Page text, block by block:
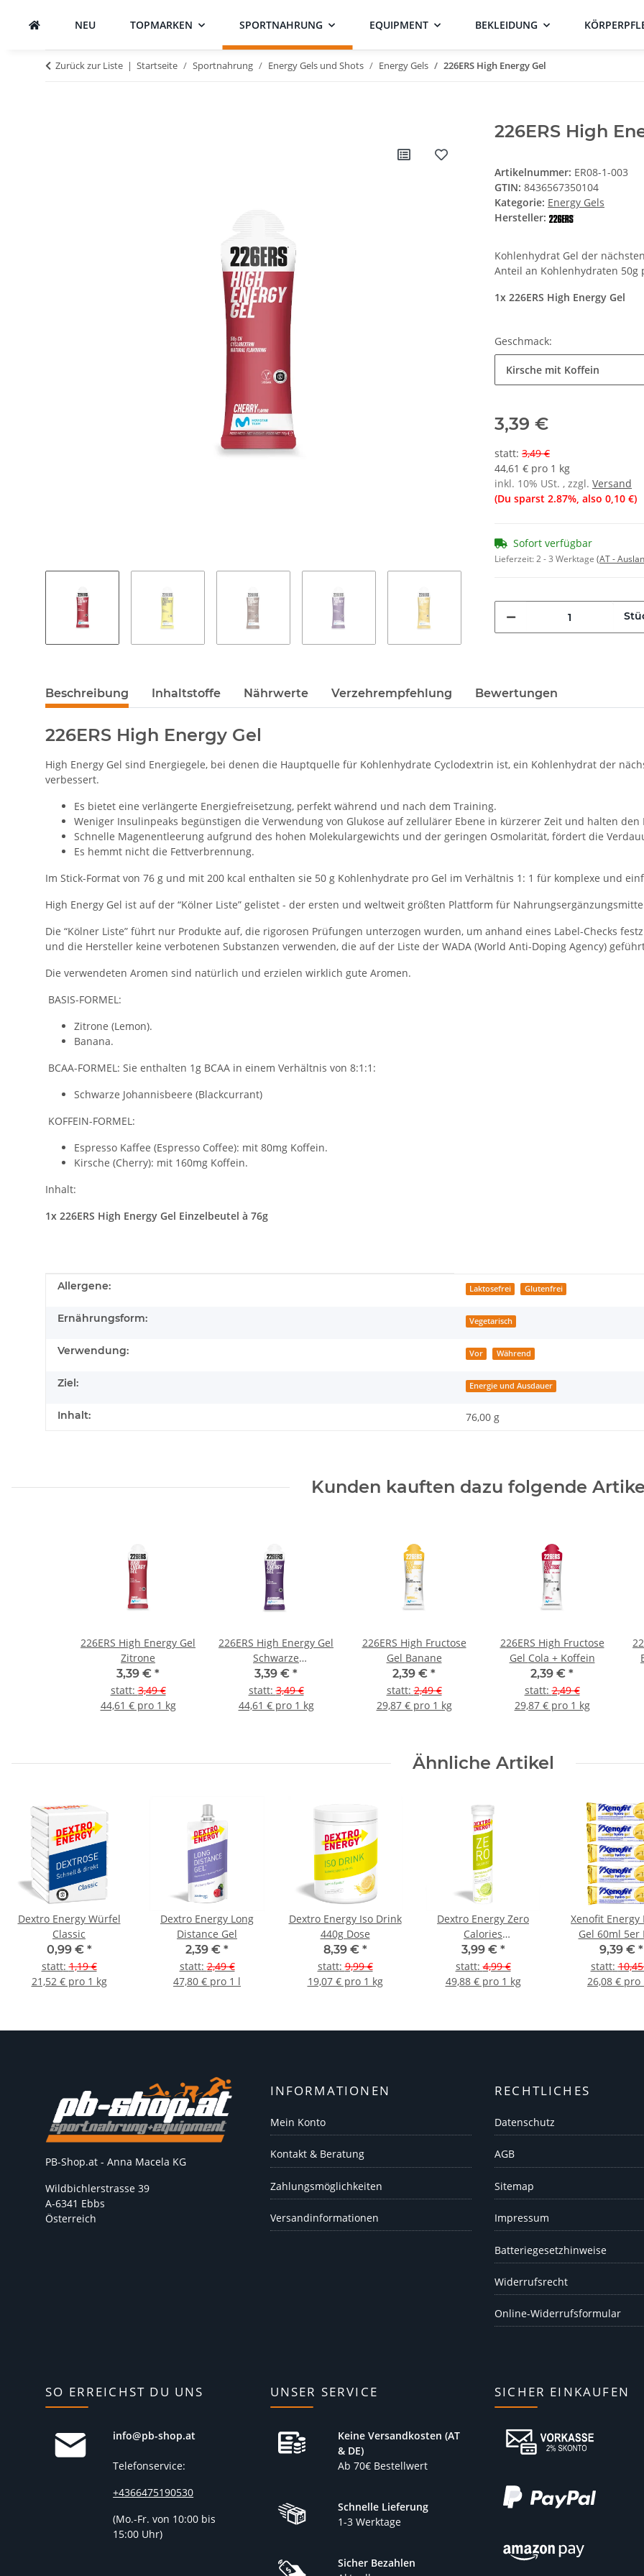
NEU TOPMARKEN SPORTNAHRUNG EQUIPMENT BEKLEIDUNG
Zurück zur Liste Startseite Sportnahrung Energy Gels und Shots Energy Gels 226ERS High Energy Gel
226ERS High
Artikelnummer: ER08-1-003
GTIN: 8436567350104
Kategorie: Energy Gels
Hersteller:
Kohlenhydrat Gel der
Anteil an Kohlenhydraten 50g
1x 226ERS High Energy Gel
Geschmack:
Kirsche mit Koffein
3,39 €
statt: 3,49 €
44,61 € pro 1 kg
inkl. 10% USt. , zzgl. Versand
(Du sparst 2.87%, also 0,10 €)
Sofort verfügbar
Lieferzeit:2 - 3 Werktage (AT -
Beschreibung Inhaltstoffe Nährwerte Verzehrempfehlung Bewertungen
226ERS High Energy Gel
High Energy Gel sind Energiegele, bei denen die Hauptquelle für Kohlenhydrate Cyclodextrin ist, ein Kohlenhydrat der
verbessert.
Es bietet eine verlängerte Energiefreisetzung, perfekt während und nach dem Training.
Weniger Insulinpeaks begünstigen die Verwendung von Glukose auf zellulärer Ebene in kürzerer Zeit und halten
Schnelle Magenentleerung aufgrund des hohen Molekulargewichts und der geringen Osmolarität, fördert die
Es hemmt nicht die Fettverbrennung.
Im Stick-Format von 76 g und mit 200 kcal enthalten sie 50 g Kohlenhydrate pro Gel im Verhältnis 1: 1 für komplexe und
High Energy Gel ist auf der “Kölner Liste” gelistet - der ersten und weltweit größten Plattform für
Die “Kölner Liste” führt nur Produkte auf, die rigorosen Prüfungen unterzogen wurden, um anhand eines Label-Checks
und die Hersteller keine verbotenen Substanzen verwenden, die auf der Liste der WADA (World Anti-Doping Agency)
Die verwendeten Aromen sind natürlich und erzielen wirklich gute Aromen.
BASIS-FORMEL:
Zitrone (Lemon).
Banana.
BCAA-FORMEL: Sie enthalten 1g BCAA in einem Verhältnis von 8:1:1:
Schwarze Johannisbeere (Blackcurrant)
KOFFEIN-FORMEL:
Espresso Kaffee (Espresso Coffee): mit 80mg Koffein.
Kirsche (Cherry): mit 160mg Koffein.
Inhalt:
1x 226ERS High Energy Gel Einzelbeutel à 76g
Produkteigenschaft
Wert
Allergene: Laktosefrei Glutenfrei
Ernährungsform: Vegetarisch
Verwendung: Vor Während
Ziel: Energie und Ausdauer
Inhalt: 76,00 g
Kunden kauften dazu folgende
226ERS High Energy Gel
Zitrone
3,39 € *
statt:3,49 €
44,61 € pro 1 kg
226ERS High Energy Gel
Schwarze
Johannisbeere mit
BCAA
3,39 € *
statt:3,49 €
44,61 € pro 1 kg
226ERS High Fructose
Gel Banane
2,39 € *
statt:2,49 €
29,87 € pro 1 kg
226ERS High Fructose
Gel Cola + Koffein
2,39 € *
statt:2,49 €
29,87 € pro 1 kg
Ähnliche Artikel
Dextro Energy Würfel
Classic
0,99 € *
statt:1,19 €
21,52 € pro 1 kg
Dextro Energy Long
Distance Gel
2,39 € *
statt:2,49 €
47,80 € pro 1 l
Dextro Energy Iso Drink
440g Dose
8,39 € *
statt:9,99 €
19,07 € pro 1 kg
Dextro Energy Zero
Calories
Brausetabletten
3,99 € *
statt:4,99 €
49,88 € pro 1 kg
Xenofit Energy
Gel 60ml 5er
9,39 € *
statt:
26,08 € pro
PB-Shop.at - Anna Macela KG
Wildbichlerstrasse 39
A-6341 Ebbs
Österreich
INFORMATIONEN
Mein Konto
Kontakt & Beratung
Zahlungsmöglichkeiten
Versandinformationen
RECHTLICHES
Datenschutz
AGB
Sitemap
Impressum
Batteriegesetzhinweise
Widerrufsrecht
Online-Widerrufsformular
SO ERREICHST DU UNS
info@pb-shop.at
Telefonservice:
+4366475190530
(Mo.-Fr. von 10:00 bis
15:00 Uhr)
UNSER SERVICE
Keine Versandkosten (AT
& DE)
Ab 70€ Bestellwert
Schnelle Lieferung
1-3 Werktage
Sicher Bezahlen
SICHER EINKAUFEN